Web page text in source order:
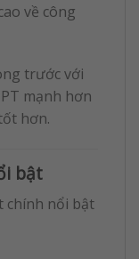
về công
trước với
mạnh hơn
hơn.
bật
chính nổi bật